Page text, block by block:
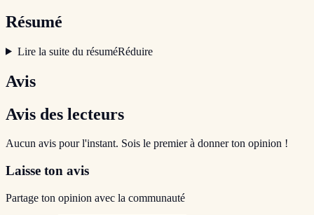
Résumé
Lire la suite du résuméRéduire
Avis
Avis des lecteurs
Aucun avis pour l'instant. Sois le premier à donner ton opinion !
Laisse ton avis
Partage ton opinion avec la communauté